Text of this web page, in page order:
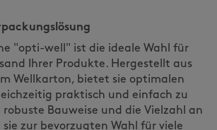
"opti-well" ist die ideale Wahl für
Ihrer Produkte. Hergestellt aus
Wellkarton, bietet sie optimalen
praktisch und einfach zu
Bauweise und die Vielzahl an
sie zur bevorzugten Wahl für viele